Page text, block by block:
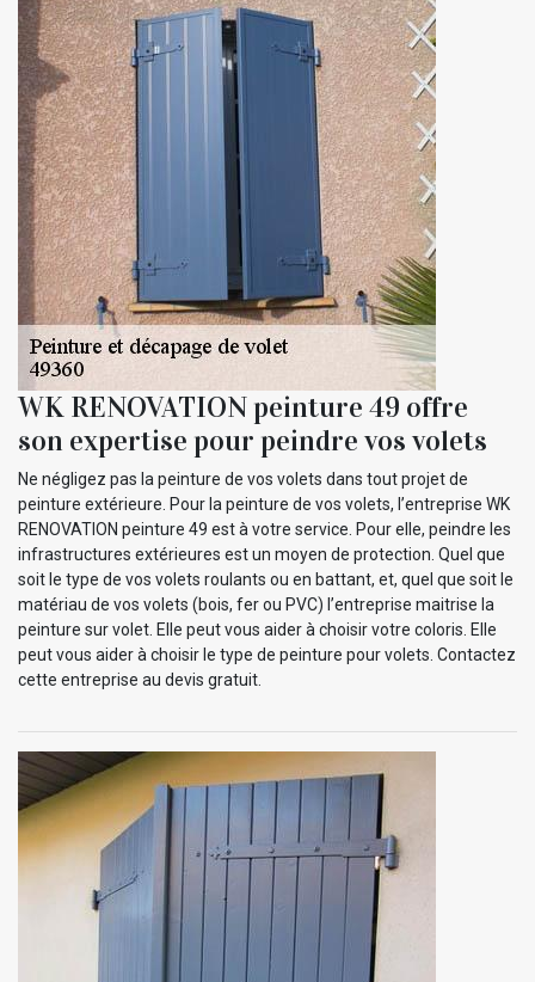
WK RENOVATION peinture 49 offre
son expertise pour peindre vos volets
Ne négligez pas la peinture de vos volets dans tout projet de
peinture extérieure. Pour la peinture de vos volets, l’entreprise WK
RENOVATION peinture 49 est à votre service. Pour elle, peindre les
infrastructures extérieures est un moyen de protection. Quel que
soit le type de vos volets roulants ou en battant, et, quel que soit le
matériau de vos volets (bois, fer ou PVC) l’entreprise maitrise la
peinture sur volet. Elle peut vous aider à choisir votre coloris. Elle
peut vous aider à choisir le type de peinture pour volets. Contactez
cette entreprise au devis gratuit.